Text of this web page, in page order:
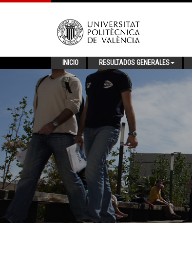
INICIO RESULTADOS GENERALES